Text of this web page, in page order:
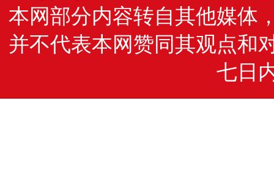
本网部分内容转自其他媒体
并不代表本网赞同其观点和
七日